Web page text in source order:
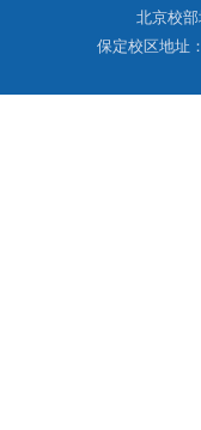
北京校
保定校区地址